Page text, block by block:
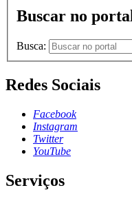
Buscar no portal
Busca:
Redes Sociais
Facebook
Instagram
Twitter
YouTube
Serviços